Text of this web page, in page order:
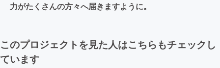
力がたくさんの方々へ届きますように。
このプロジェクトを見た人はこちらもチェックし
ています